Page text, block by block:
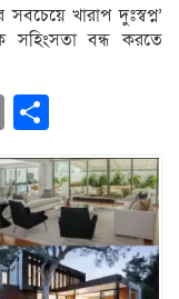
খারাপ দুঃস্বপ্ন’
সহিংসতা বন্ধ করতে
Copy
Link